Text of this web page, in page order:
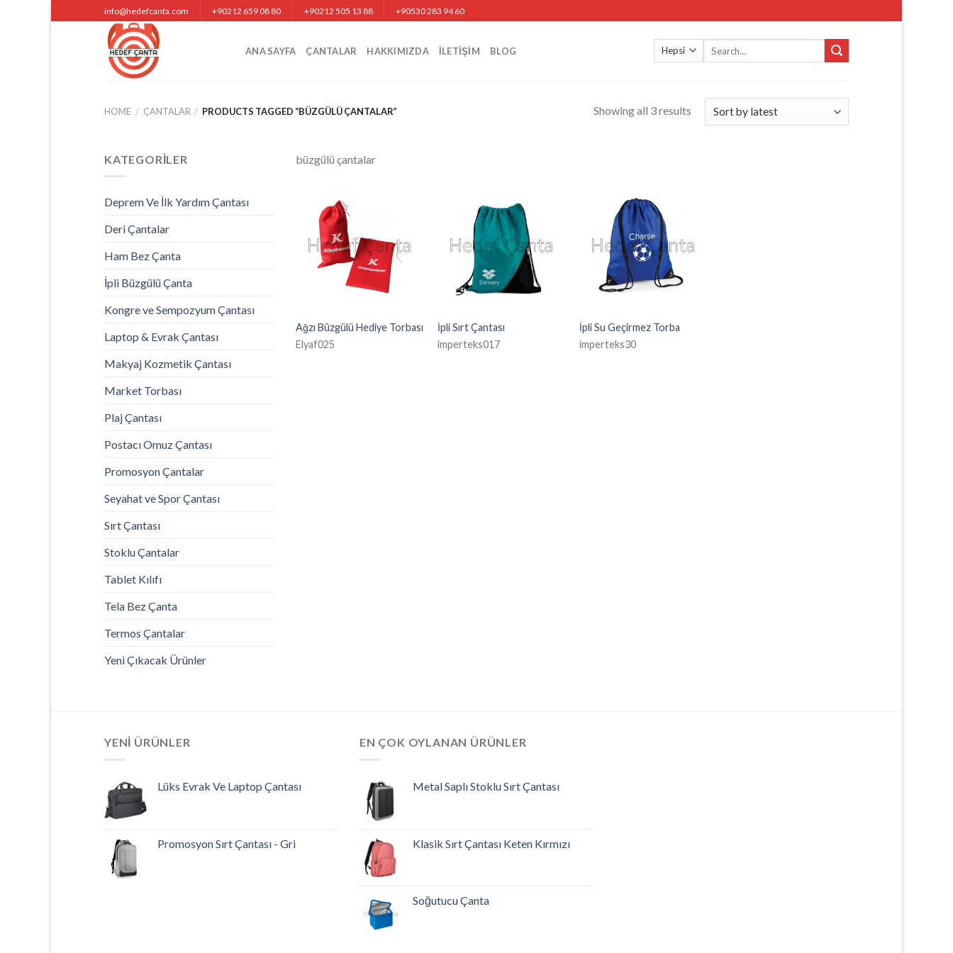
info@hedefcanta.com +90212 659 08 80 +90212 505 13 88 +90530 283 94 60
ANA SAYFA ÇANTALAR HAKKIMIZDA İLETIŞIM BLOG
Search
HOME / ÇANTALAR / PRODUCTS TAGGED “BÜZGÜLÜ ÇANTALAR” Showing all 3 results
KATEGORILER
Deprem Ve İlk Yardım Çantası
Deri Çantalar
Ham Bez Çanta
İpli Büzgülü Çanta
Kongre ve Sempozyum Çantası
Laptop & Evrak Çantası
Makyaj Kozmetik Çantası
Market Torbası
Plaj Çantası
Postacı Omuz Çantası
Promosyon Çantalar
Seyahat ve Spor Çantası
Sırt Çantası
Stoklu Çantalar
Tablet Kılıfı
Tela Bez Çanta
Termos Çantalar
Yeni Çıkacak Ürünler
büzgülü çantalar
Ağzı Büzgülü Hediye Torbası
Elyaf025
İpli Sırt Çantası
imperteks017
İpli Su Geçirmez Torba
imperteks30
YENI ÜRÜNLER
Lüks Evrak Ve Laptop Çantası
Promosyon Sırt Çantası - Gri
EN ÇOK OYLANAN ÜRÜNLER
Metal Saplı Stoklu Sırt Çantası
Klasik Sırt Çantası Keten Kırmızı
Soğutucu Çanta